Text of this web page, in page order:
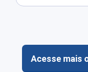
Acesse mais